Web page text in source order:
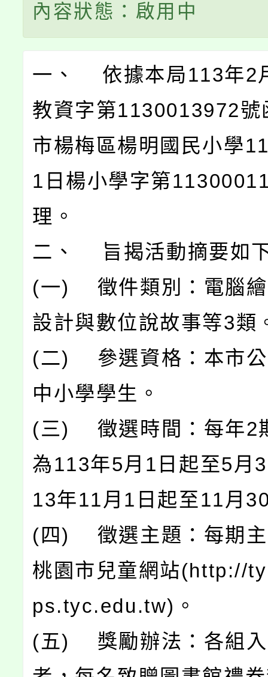
內容狀態：啟用中
一、 依據本局113年2
教資字第1130013972號
市楊梅區楊明國民小學
1日楊小學字第
理。
二、 旨揭活動摘要如
(一) 徵件類別：電腦繪
設計與數位說故事等3類
(二) 參選資格：本市公
中小學學生。
(三) 徵選時間：每年2
為113年5月1日起至5月
13年11月1日起至11月
(四) 徵選主題：每期主
桃園市兒童網站(http://
ps.tyc.edu.tw)。
(五) 獎勵辦法：各組入